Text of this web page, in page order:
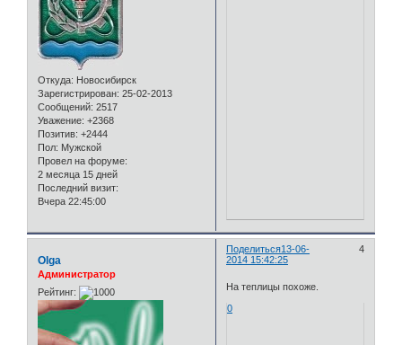
Откуда: Новосибирск
Зарегистрирован: 25-02-2013
Сообщений: 2517
Уважение: +2368
Позитив: +2444
Пол: Мужской
Провел на форуме:
2 месяца 15 дней
Последний визит:
Вчера 22:45:00
Поделиться 4
13-06-
2014 15:42:25
Olga
Администратор
Рейтинг:
На теплицы похоже.
0